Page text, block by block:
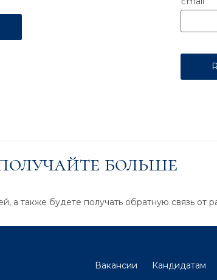
больше
а также будете получать обратную связь от
Вакансии Кандидатам